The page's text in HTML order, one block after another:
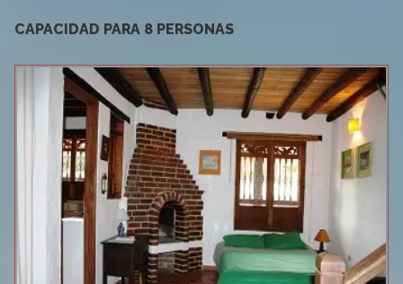
CAPACIDAD PARA 8 PERSONAS